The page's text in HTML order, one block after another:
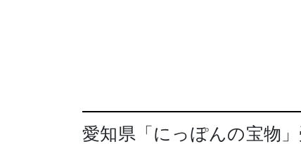
愛知県「にっぽんの宝物